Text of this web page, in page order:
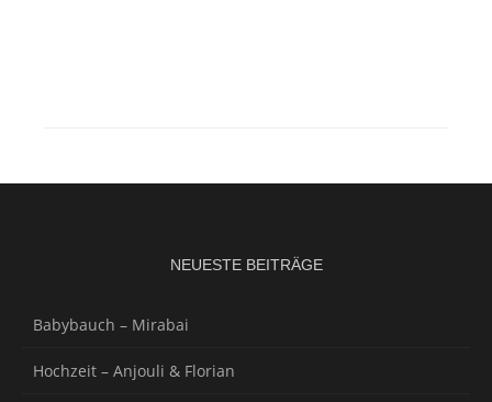
NEUESTE BEITRÄGE
Babybauch – Mirabai
Hochzeit – Anjouli & Florian